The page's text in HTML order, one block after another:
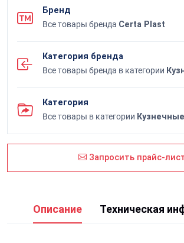
Бренд
Все товары бренда Certa Plast
Категория бренда
Все товары бренда в категории
Категория
Все товары в категории
Запросить прайс-
Описание Техническая